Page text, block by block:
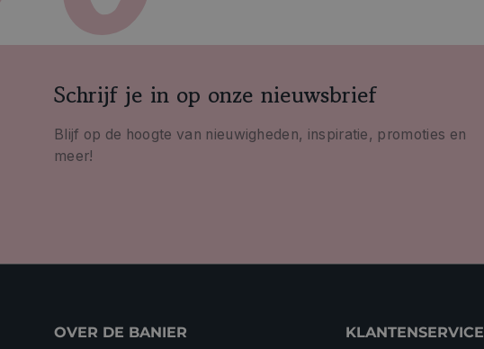
Schrijf je in op onze nieuwsbrief
Blijf op de hoogte van nieuwigheden, inspiratie, promoties en
meer!
OVER DE BANIER KLANTENSERVICE